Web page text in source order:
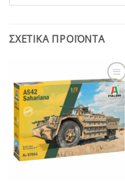
ΣΧΕΤΙΚΆ ΠΡΟΪΌΝΤΑ
Add to
Wishlist